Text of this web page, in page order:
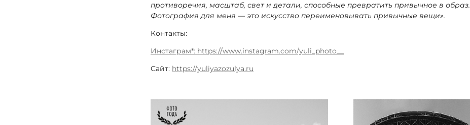
противоречия, масштаб, свет и детали, способные превратить привычное в образ.
Фотография для меня — это искусство переименовывать привычные вещи».
Контакты:
Инстаграм*: https://www.instagram.com/yuli_photo__
Сайт: https://yuliyazozulya.ru